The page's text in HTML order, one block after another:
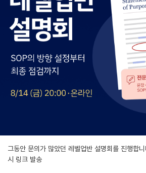
그동안 문의가 많았던 레벨업반 설명회를 진행합
시 링크 발송